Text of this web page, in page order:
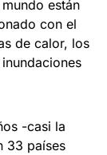
están
con el
de calor, los
-casi la
33 países